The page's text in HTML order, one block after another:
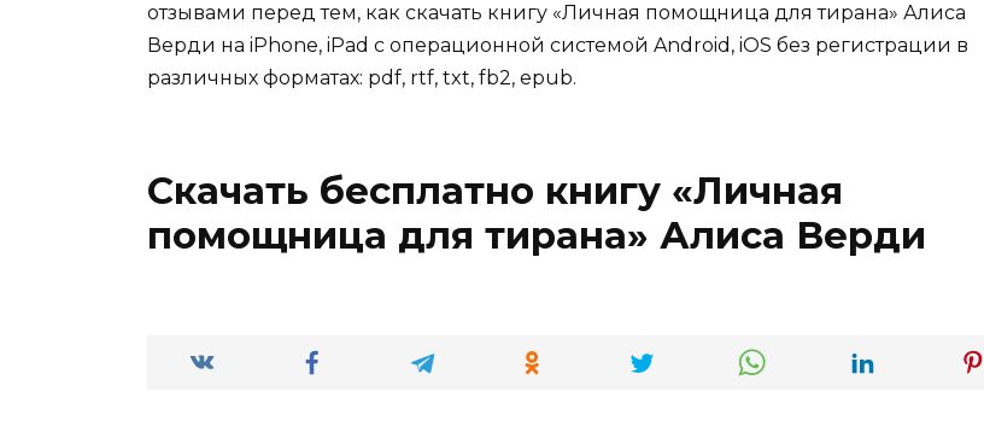
отзывами перед тем, как скачать книгу «Личная помощница для тирана» Алиса
Верди на iPhone, iPad с операционной системой Android, iOS без регистрации в
различных форматах: pdf, rtf, txt, fb2, epub.
Скачать бесплатно книгу «Личная
помощница для тирана» Алиса Верди